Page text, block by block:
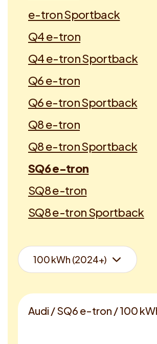
e-tron Sportback
Q4 e-tron
Q4 e-tron Sportback
Q6 e-tron
Q6 e-tron Sportback
Q8 e-tron
Q8 e-tron Sportback
SQ6 e-tron
SQ8 e-tron
SQ8 e-tron Sportback
Audi / SQ6 e-tron / 100